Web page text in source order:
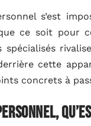
s’est
ce soit pour
spécialisés
cette
concrets à